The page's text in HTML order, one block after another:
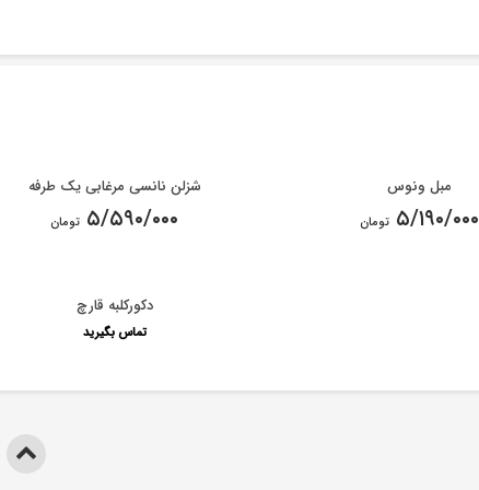
مبل ونوس
۵/۱۹۰/۰۰۰ تومان
شزلن نانسی مرغابی یک طرفه
۵/۵۹۰/۰۰۰ تومان
دکورکلبه قارچ
تماس بگیرید